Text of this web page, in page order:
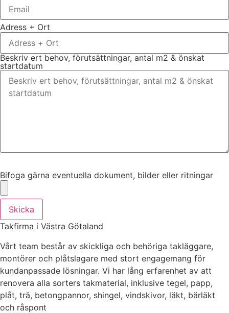
Adress + Ort
Beskriv ert behov, förutsättningar, antal m2 & önskat
startdatum
Bifoga gärna eventuella dokument, bilder eller ritningar
Skicka
Takfirma i Västra Götaland
Vårt team består av skickliga och behöriga takläggare,
montörer och plåtslagare med stort engagemang för
kundanpassade lösningar. Vi har lång erfarenhet av att
renovera alla sorters takmaterial, inklusive tegel, papp,
plåt, trä, betongpannor, shingel, vindskivor, läkt, bärläkt
och råspont